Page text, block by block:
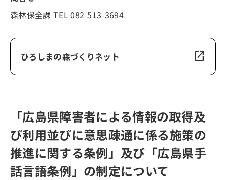
森林保全課 TEL082-513-3694
ひろしまの森づくりネット open_in_new
「広島県障害者による情報の取得及
び利用並びに意思疎通に係る施策の
推進に関する条例」及び「広島県手
話言語条例」の制定について